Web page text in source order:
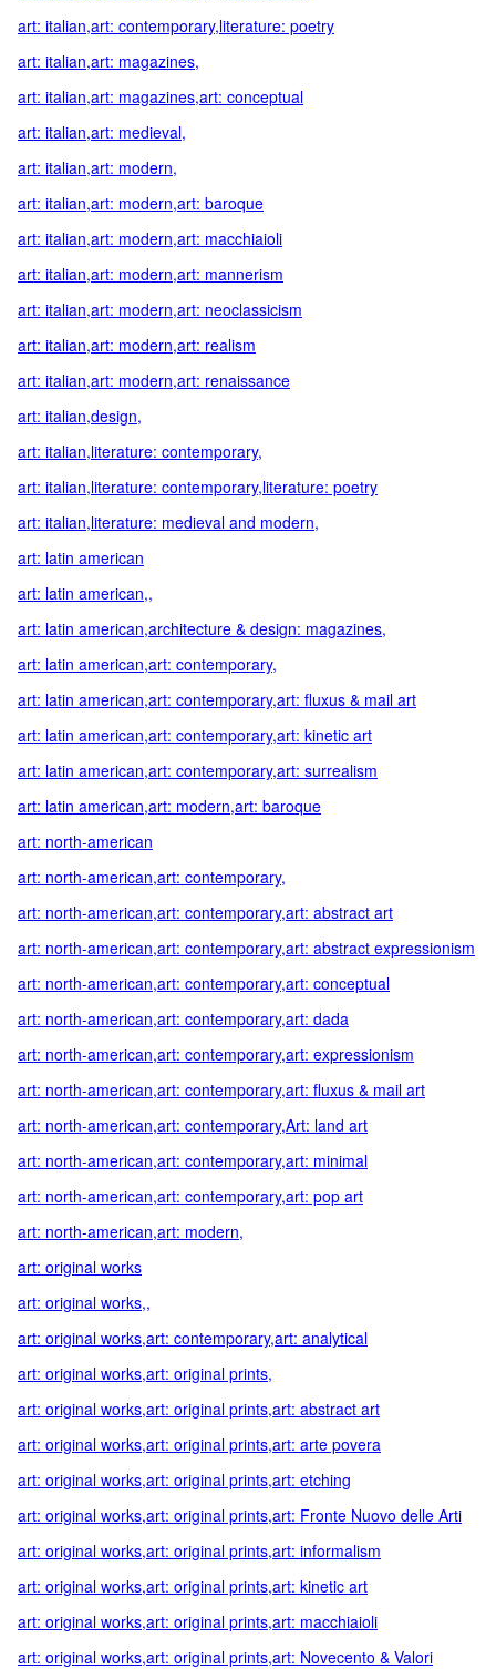
art: italian,art: contemporary,literature: poetry
art: italian,art: magazines,
art: italian,art: magazines,art: conceptual
art: italian,art: medieval,
art: italian,art: modern,
art: italian,art: modern,art: baroque
art: italian,art: modern,art: macchiaioli
art: italian,art: modern,art: mannerism
art: italian,art: modern,art: neoclassicism
art: italian,art: modern,art: realism
art: italian,art: modern,art: renaissance
art: italian,design,
art: italian,literature: contemporary,
art: italian,literature: contemporary,literature: poetry
art: italian,literature: medieval and modern,
art: latin american
art: latin american,,
art: latin american,architecture & design: magazines,
art: latin american,art: contemporary,
art: latin american,art: contemporary,art: fluxus & mail art
art: latin american,art: contemporary,art: kinetic art
art: latin american,art: contemporary,art: surrealism
art: latin american,art: modern,art: baroque
art: north-american
art: north-american,art: contemporary,
art: north-american,art: contemporary,art: abstract art
art: north-american,art: contemporary,art: abstract expressionism
art: north-american,art: contemporary,art: conceptual
art: north-american,art: contemporary,art: dada
art: north-american,art: contemporary,art: expressionism
art: north-american,art: contemporary,art: fluxus & mail art
art: north-american,art: contemporary,Art: land art
art: north-american,art: contemporary,art: minimal
art: north-american,art: contemporary,art: pop art
art: north-american,art: modern,
art: original works
art: original works,,
art: original works,art: contemporary,art: analytical
art: original works,art: original prints,
art: original works,art: original prints,art: abstract art
art: original works,art: original prints,art: arte povera
art: original works,art: original prints,art: etching
art: original works,art: original prints,art: Fronte Nuovo delle Arti
art: original works,art: original prints,art: informalism
art: original works,art: original prints,art: kinetic art
art: original works,art: original prints,art: macchiaioli
art: original works,art: original prints,art: Novecento & Valori